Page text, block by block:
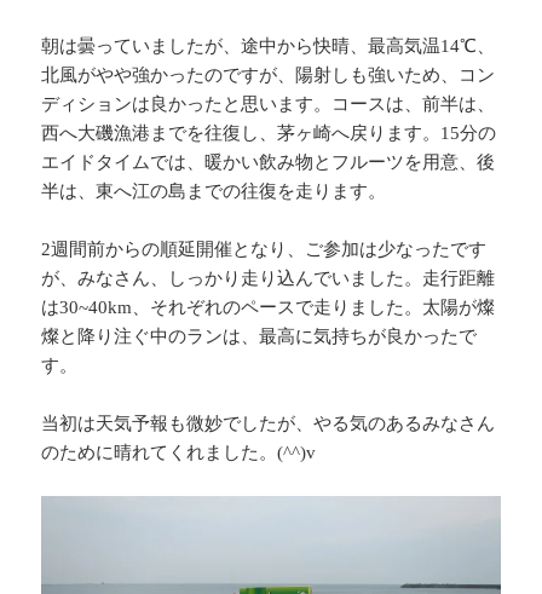
朝は曇っていましたが、途中から快晴、最高気温14℃、
北風がやや強かったのですが、陽射しも強いため、コン
ディションは良かったと思います。コースは、前半は、
西へ大磯漁港までを往復し、茅ヶ崎へ戻ります。15分の
エイドタイムでは、暖かい飲み物とフルーツを用意、後
半は、東へ江の島までの往復を走ります。
2週間前からの順延開催となり、ご参加は少なったです
が、みなさん、しっかり走り込んでいました。走行距離
は30~40km、それぞれのペースで走りました。太陽が燦
燦と降り注ぐ中のランは、最高に気持ちが良かったで
す。
当初は天気予報も微妙でしたが、やる気のあるみなさん
のために晴れてくれました。(^^)v